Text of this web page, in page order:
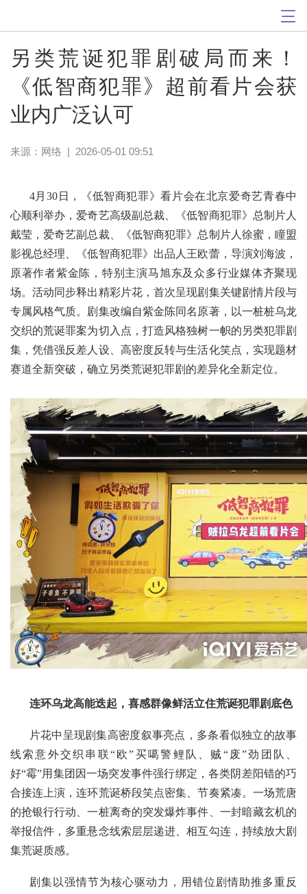
另类荒诞犯罪剧破局而来！
《低智商犯罪》超前看片会获
业内广泛认可
来源：网络 | 2026-05-01 09:51
4月30日，《低智商犯罪》看片会在北京爱奇艺青春中
心顺利举办，爱奇艺高级副总裁、《低智商犯罪》总制片人
戴莹，爱奇艺副总裁、《低智商犯罪》总制片人徐蜜，瞳盟
影视总经理、《低智商犯罪》出品人王欧蕾，导演刘海波，
原著作者紫金陈，特别主演马旭东及众多行业媒体齐聚现
场。活动同步释出精彩片花，首次呈现剧集关键剧情片段与
专属风格气质。剧集改编自紫金陈同名原著，以一桩桩乌龙
交织的荒诞罪案为切入点，打造风格独树一帜的另类犯罪剧
集，凭借强反差人设、高密度反转与生活化笑点，实现题材
赛道全新突破，确立另类荒诞犯罪剧的差异化全新定位。
连环乌龙高能迭起，喜感群像鲜活立住荒诞犯罪剧底色
片花中呈现剧集高密度叙事亮点，多条看似独立的故事
线索意外交织串联“欧”买噶警鲤队、贼“废”劲团队、
好“霉”用集团因一场突发事件强行绑定，各类阴差阳错的巧
合接连上演，连环荒诞桥段笑点密集、节奏紧凑。一场荒唐
的抢银行行动、一桩离奇的突发爆炸事件、一封暗藏玄机的
举报信件，多重悬念线索层层递进、相互勾连，持续放大剧
集荒诞质感。
剧集以强情节为核心驱动力，用错位剧情助推多重反